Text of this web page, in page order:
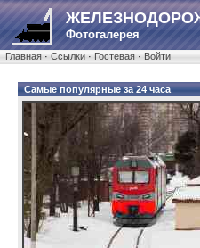
Фотогалерея
Главная·Ссылки·Гостевая·Войти
Самые популярные за 24 часа